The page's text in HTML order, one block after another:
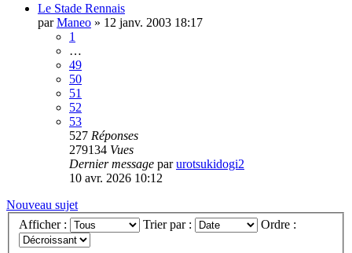
Le Stade Rennais
parManeo » 12 janv. 2003 18:17
1
…
49
50
51
52
53
527 Réponses
279134 Vues
Dernier message parurotsukidogi2
10 avr. 2026 10:12
Nouveau sujet
Afficher :
Trier par : Ordre :